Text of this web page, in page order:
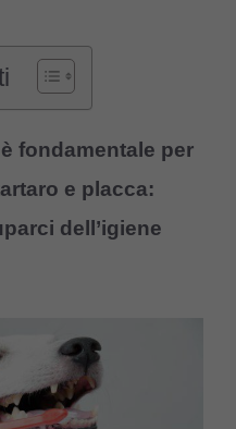
fondamentale per
e placca:
dell’igiene